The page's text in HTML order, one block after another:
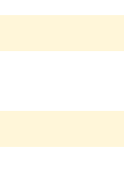
はサロン名をご記入くださ